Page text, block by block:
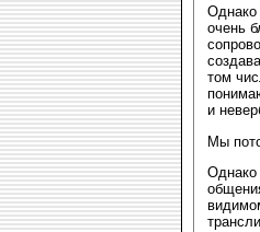
Однако
очень
том
и
Мы
Однако